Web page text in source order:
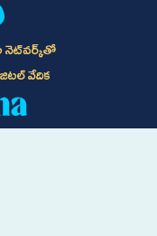
నెట్‌వర్క్‌తో
వేదిక